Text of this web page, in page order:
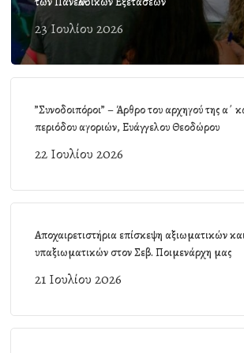
23 Ιουλίου 2026
”Συνοδοιπόροι” – Άρθρο του αρχηγού της α΄
περιόδου αγοριών, Ευάγγελου Θεοδώρου
22 Ιουλίου 2026
Αποχαιρετιστήρια επίσκεψη αξιωματικών
υπαξιωματικών στον Σεβ. Ποιμενάρχη μας
21 Ιουλίου 2026